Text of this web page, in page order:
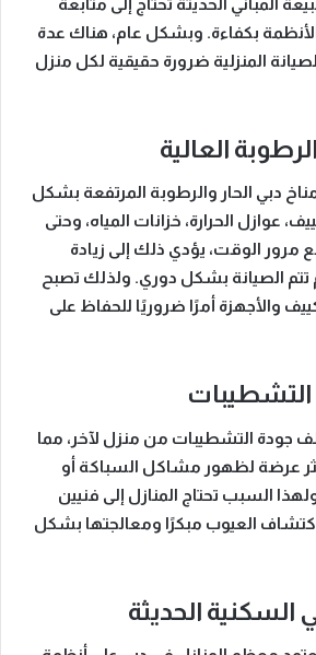
بكفاءة. وبشكل عام، هناك عدة
المنزلية ضرورة حقيقية لكل منزل
مناخ دبي الحار والرطوبة المرتفعة بشكل
عوازل الحرارة، خزانات المياه، وحتى
مرور الوقت، يؤدي ذلك إلى زيادة
تتم الصيانة بشكل دوري. ولذلك تصبح
والأجهزة أمرًا ضروريًا للحفاظ على
جودة التشطيبات من منزل لآخر، مما
عرضة لظهور مشاكل السباكة أو
السبب تحتاج المنازل إلى فنيين
العيوب مبكرًا ومعالجتها بشكل